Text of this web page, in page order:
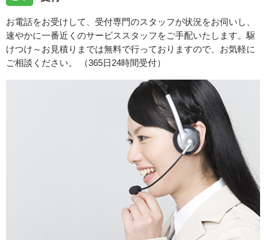
お電話をお受けして、受付専門のスタッフが状況をお伺いし、
速やかに一番近くのサービススタッフをご手配いたします。駆
けつけ～お見積りまでは無料で行っておりますので、お気軽に
ご相談ください。 （365日24時間受付）